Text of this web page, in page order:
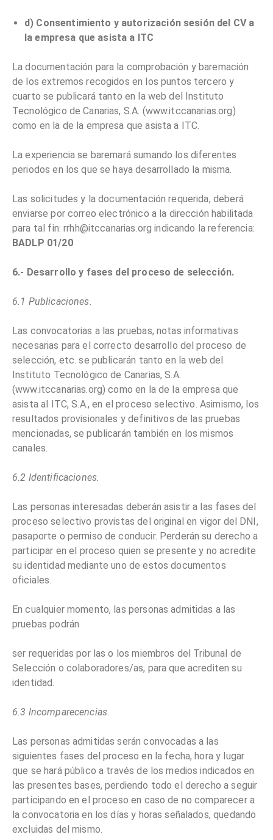
d) Consentimiento y autorización sesión del CV a
la empresa que asista a ITC
La documentación para la comprobación y baremación
de los extremos recogidos en los puntos tercero y
cuarto se publicará tanto en la web del Instituto
Tecnológico de Canarias, S.A. (www.itccanarias.org)
como en la de la empresa que asista a ITC.
La experiencia se baremará sumando los diferentes
periodos en los que se haya desarrollado la misma.
Las solicitudes y la documentación requerida, deberá
enviarse por correo electrónico a la dirección habilitada
para tal fin: rrhh@itccanarias.org indicando la referencia:
BADLP 01/20
6.- Desarrollo y fases del proceso de selección.
6.1 Publicaciones.
Las convocatorias a las pruebas, notas informativas
necesarias para el correcto desarrollo del proceso de
selección, etc. se publicarán tanto en la web del
Instituto Tecnológico de Canarias, S.A.
(www.itccanarias.org) como en la de la empresa que
asista al ITC, S.A., en el proceso selectivo. Asimismo, los
resultados provisionales y definitivos de las pruebas
mencionadas, se publicarán también en los mismos
canales.
6.2 Identificaciones.
Las personas interesadas deberán asistir a las fases del
proceso selectivo provistas del original en vigor del DNI,
pasaporte o permiso de conducir. Perderán su derecho a
participar en el proceso quien se presente y no acredite
su identidad mediante uno de estos documentos
oficiales.
En cualquier momento, las personas admitidas a las
pruebas podrán
ser requeridas por las o los miembros del Tribunal de
Selección o colaboradores/as, para que acrediten su
identidad.
6.3 lncomparecencias.
Las personas admitidas serán convocadas a las
siguientes fases del proceso en la fecha, hora y lugar
que se hará público a través de los medios indicados en
las presentes bases, perdiendo todo el derecho a seguir
participando en el proceso en caso de no comparecer a
la convocatoria en los días y horas señalados, quedando
excluidas del mismo.